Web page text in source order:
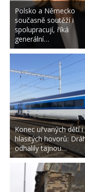
Polsko a Německo
současně soutěží i
spolupracují, říká
generální…
Konec uřvaných dětí i
hlasitých hovorů:
odhalily tajnou…